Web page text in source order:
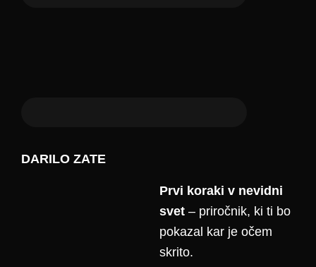
DARILO ZATE
Prvi koraki v nevidni
svet – priročnik, ki ti bo
pokazal kar je očem
skrito.